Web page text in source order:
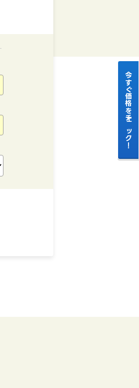
今すぐ価格をチェック！